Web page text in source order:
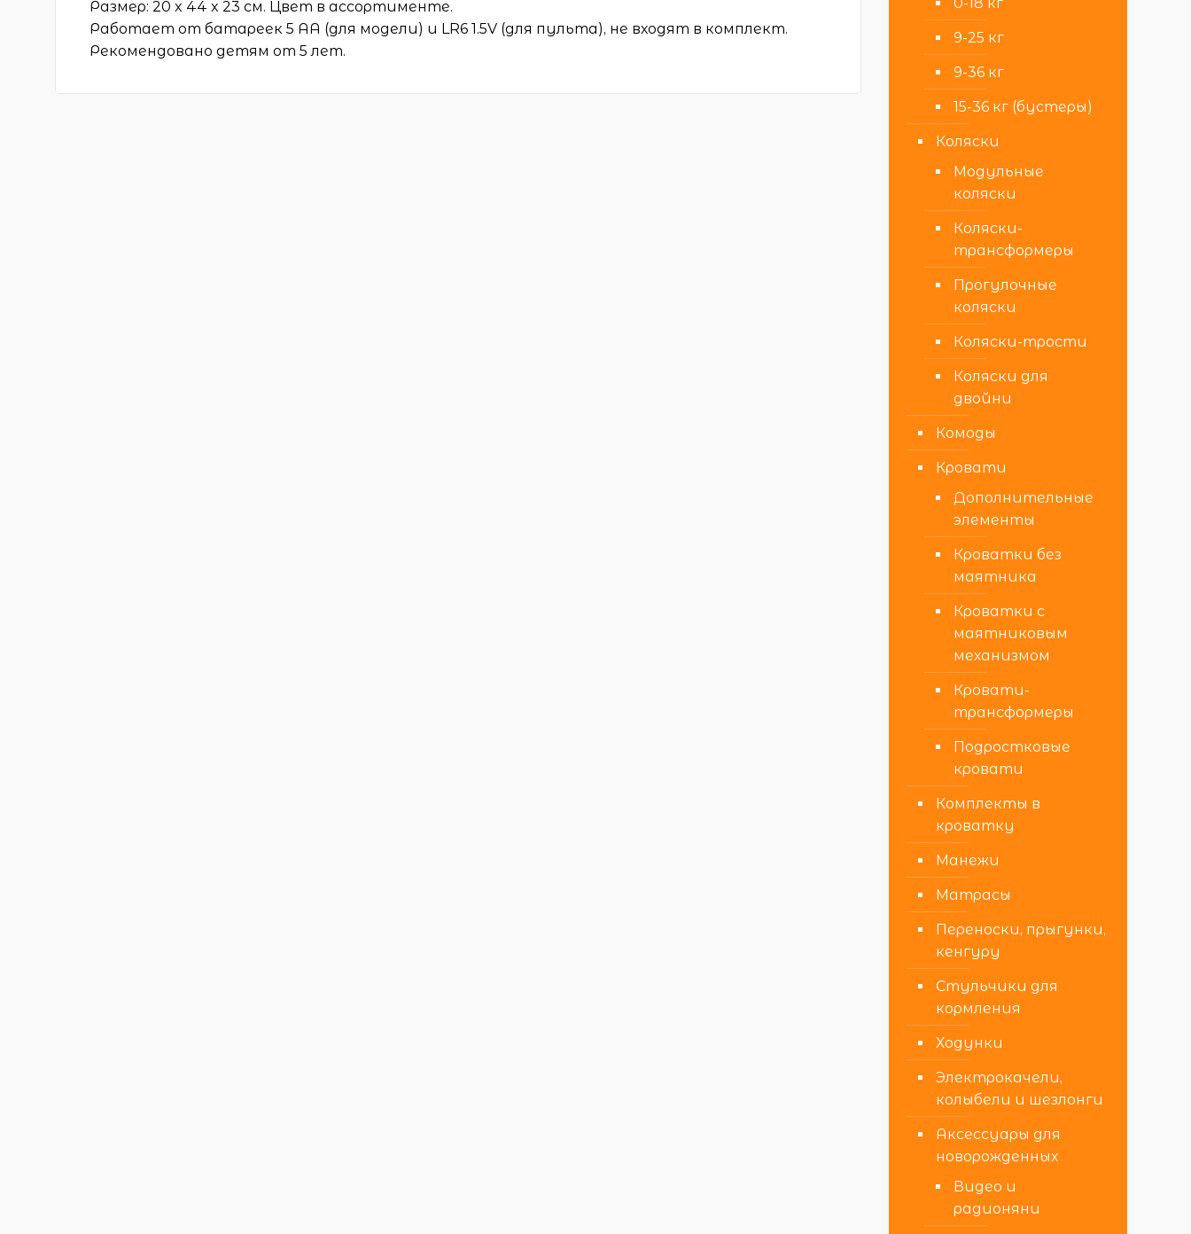
Размер: 20 x 44 x 23 см. Цвет в ассортименте.
Работает от батареек 5 АА (для модели) и LR6 1.5V (для пульта), не входят в комплект.
Рекомендовано детям от 5 лет.
9-25 кг
9-36 кг
15-36 кг (бустеры)
Коляски
Модульные
коляски
Коляски-
трансформеры
Прогулочные
коляски
Коляски-трости
Коляски для
двойни
Комоды
Кровати
Дополнительные
элементы
Кроватки без
маятника
Кроватки с
маятниковым
механизмом
Кровати-
трансформеры
Подростковые
кровати
Комплекты в
кроватку
Манежи
Матрасы
Переноски, прыгунки,
кенгуру
Стульчики для
кормления
Ходунки
Электрокачели,
колыбели и шезлонги
Аксессуары для
новорожденных
Видео и
радионяни